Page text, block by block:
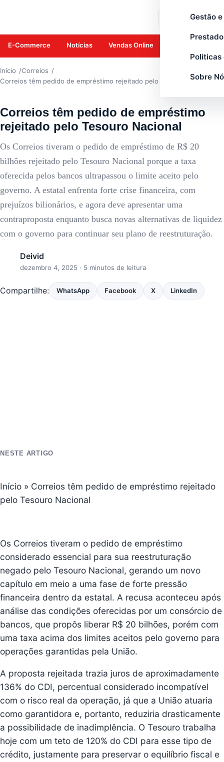
Gestão
Politicas
Sobre
E-Commerce Notícias Vendas Online
Início
Correios
Correios têm pedido de empréstimo rejeitado pelo Tesouro Nacional
Correios têm pedido de empréstimo
rejeitado pelo Tesouro Nacional
Os Correios tiveram o pedido de empréstimo de R$ 20
bilhões rejeitado pelo Tesouro Nacional porque a taxa
oferecida pelos bancos ultrapassou o limite aceito pelo
governo. A estatal enfrenta forte crise financeira, com
prejuízos bilionários, e agora deve apresentar uma
contraproposta enquanto busca novas alternativas de liquidez
com o governo para continuar seu plano de reestruturação.
Deivid
dezembro 4, 2025 · 5 minutos de leitura
Compartilhe: WhatsApp Facebook X LinkedIn
NESTE ARTIGO
Início » Correios têm pedido de empréstimo rejeitado
pelo Tesouro Nacional
Os Correios tiveram o pedido de empréstimo
considerado essencial para sua reestruturação
negado pelo Tesouro Nacional, gerando um novo
capítulo em meio a uma fase de forte pressão
financeira dentro da estatal. A recusa aconteceu após
análise das condições oferecidas por um consórcio de
bancos, que propôs liberar R$ 20 bilhões, porém com
uma taxa acima dos limites aceitos pelo governo para
operações garantidas pela União.
A proposta rejeitada trazia juros de aproximadamente
136% do CDI, percentual considerado incompatível
com o risco real da operação, já que a União atuaria
como garantidora e, portanto, reduziria drasticamente
a possibilidade de inadimplência. O Tesouro trabalha
hoje com um teto de 120% do CDI para esse tipo de
crédito, justamente para preservar o equilíbrio fiscal e